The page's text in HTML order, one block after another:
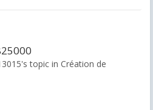
topic in Création de